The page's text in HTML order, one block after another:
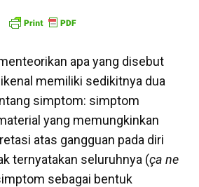
apa yang disebut
memiliki sedikitnya dua
simptom: simptom
yang memungkinkan
atas gangguan pada diri
ternyatakan seluruhnya (ça ne
sebagai bentuk